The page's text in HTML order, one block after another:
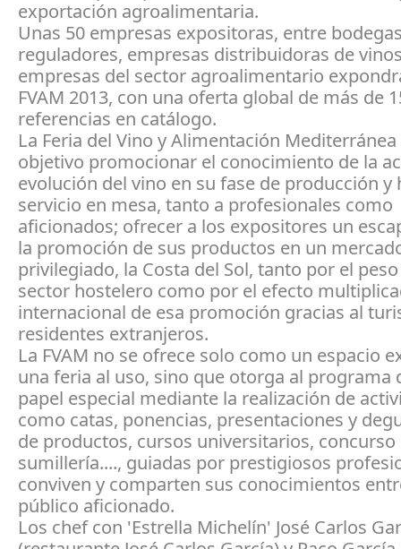
exportación agroalimentaria.
Unas 50 empresas expositoras, entre
reguladores, empresas distribuidoras de
empresas del sector agroalimentario
FVAM 2013, con una oferta global de más de
referencias en catálogo.
La Feria del Vino y Alimentación
objetivo promocionar el conocimiento de la
evolución del vino en su fase de producción y
servicio en mesa, tanto a profesionales como
aficionados; ofrecer a los expositores un
la promoción de sus productos en un
privilegiado, la Costa del Sol, tanto por el
sector hostelero como por el efecto
internacional de esa promoción gracias al
residentes extranjeros.
La FVAM no se ofrece solo como un espacio
una feria al uso, sino que otorga al programa
papel especial mediante la realización de
como catas, ponencias, presentaciones y
de productos, cursos universitarios, concurso
sumillería...., guiadas por prestigiosos
conviven y comparten sus conocimientos
público aficionado.
Los chef con 'Estrella Michelín' José Carlos